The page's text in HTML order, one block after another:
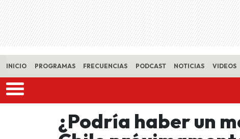
INICIO PROGRAMAS FRECUENCIAS PODCAST NOTICIAS VIDEOS
¿Podría haber un